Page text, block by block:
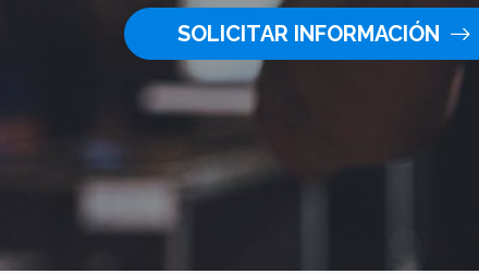
SOLICITAR INFORMACIÓN